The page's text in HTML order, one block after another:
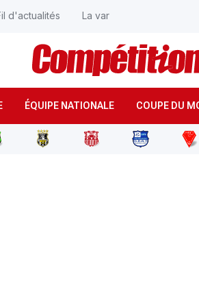
ÉQUIPE NATIONALE COUPE DU
d'actualités La var